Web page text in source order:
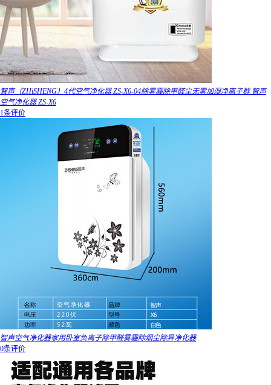
智声（ZHiSHENG）4代空气净化器 ZS-X6-04除雾霾除甲醛尘无雾加湿净离子群 智声
空气净化器 ZS-X6
1条评价
智声空气净化器家用卧室负离子除甲醛雾霾除烟尘除异净化器
0条评价